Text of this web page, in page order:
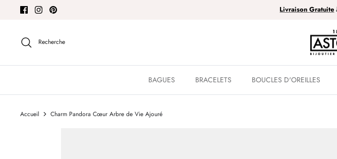
Livraison Gratuite
Recherche
BAGUES BRACELETS BOUCLES D'OREILLES
Accueil Charm Pandora Cœur Arbre de Vie Ajouré